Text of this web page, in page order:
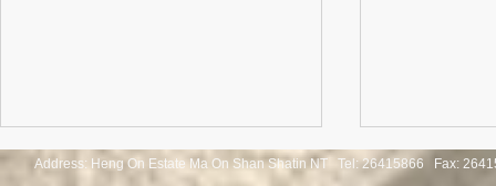
Address: Heng On Estate Ma On Shan Shatin NT Tel:26415866 Fax: